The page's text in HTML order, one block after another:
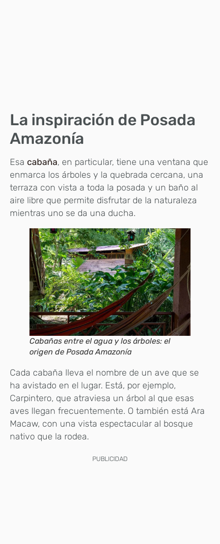
La inspiración de Posada
Amazonía
Esa cabaña, en particular, tiene una ventana que
enmarca los árboles y la quebrada cercana, una
terraza con vista a toda la posada y un baño al
aire libre que permite disfrutar de la naturaleza
mientras uno se da una ducha.
Cabañas entre el agua y los árboles: el
origen de Posada Amazonía
Cada cabaña lleva el nombre de un ave que se
ha avistado en el lugar. Está, por ejemplo,
Carpintero, que atraviesa un árbol al que esas
aves llegan frecuentemente. O también está Ara
Macaw, con una vista espectacular al bosque
nativo que la rodea.
PUBLICIDAD